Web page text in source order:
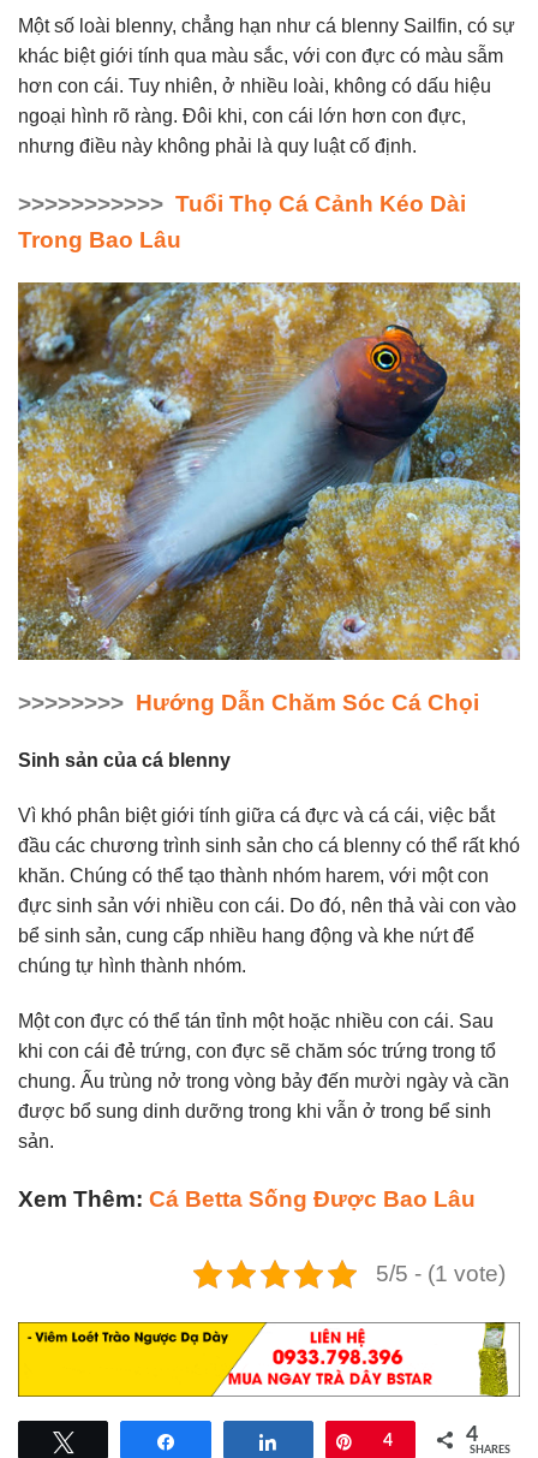
Một số loài blenny, chẳng hạn như cá blenny Sailfin, có sự
khác biệt giới tính qua màu sắc, với con đực có màu sẫm
hơn con cái. Tuy nhiên, ở nhiều loài, không có dấu hiệu
ngoại hình rõ ràng. Đôi khi, con cái lớn hơn con đực,
nhưng điều này không phải là quy luật cố định.
>>>>>>>>>>> Tuổi Thọ Cá Cảnh Kéo Dài
Trong Bao Lâu
>>>>>>>> Hướng Dẫn Chăm Sóc Cá Chọi
Sinh sản của cá blenny
Vì khó phân biệt giới tính giữa cá đực và cá cái, việc bắt
đầu các chương trình sinh sản cho cá blenny có thể rất khó
khăn. Chúng có thể tạo thành nhóm harem, với một con
đực sinh sản với nhiều con cái. Do đó, nên thả vài con vào
bể sinh sản, cung cấp nhiều hang động và khe nứt để
chúng tự hình thành nhóm.
Một con đực có thể tán tỉnh một hoặc nhiều con cái. Sau
khi con cái đẻ trứng, con đực sẽ chăm sóc trứng trong tổ
chung. Ấu trùng nở trong vòng bảy đến mười ngày và cần
được bổ sung dinh dưỡng trong khi vẫn ở trong bể sinh
sản.
Xem Thêm: Cá Betta Sống Được Bao Lâu
5/5 - (1 vote)
Pin
4 4
SHARES